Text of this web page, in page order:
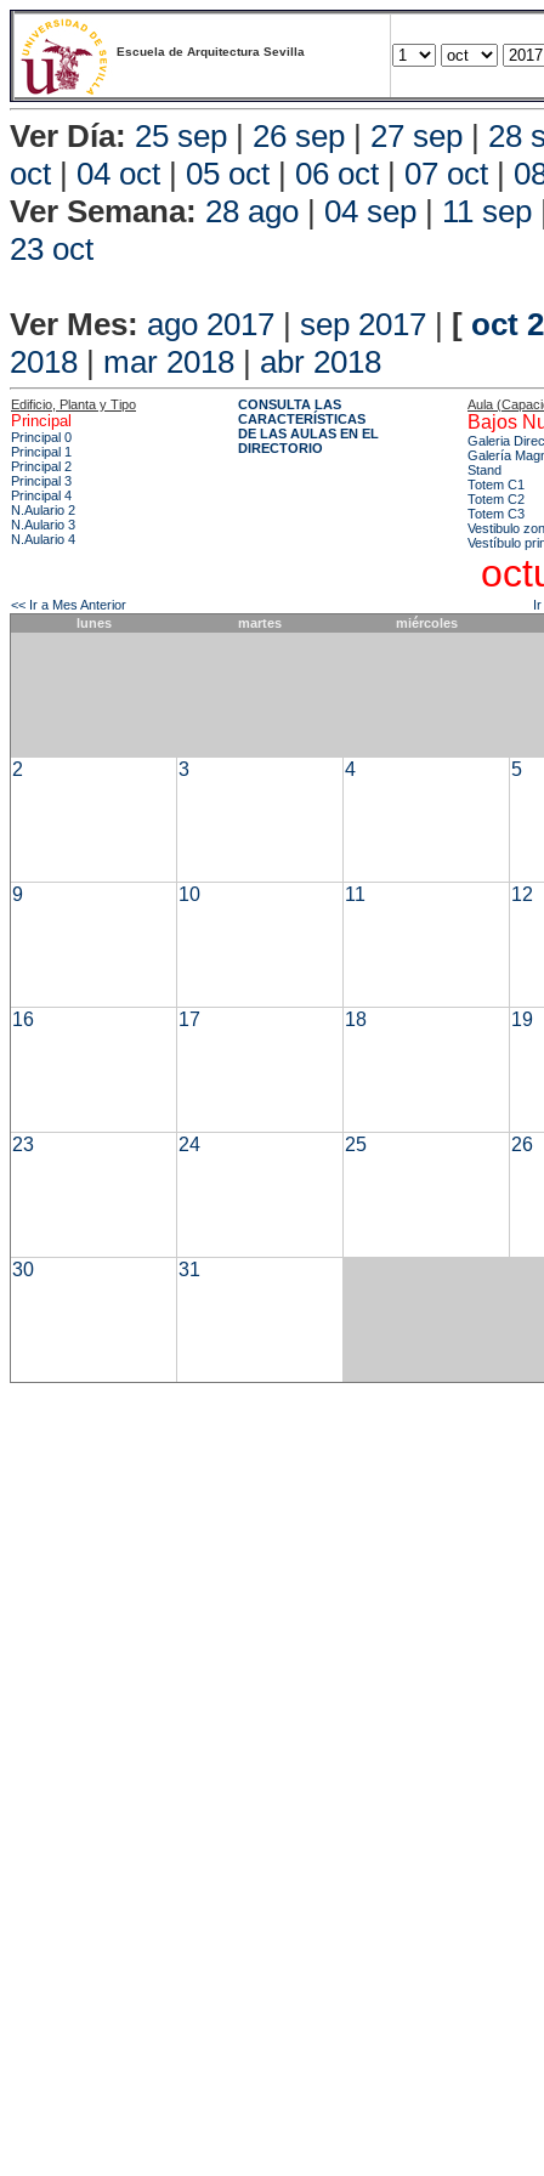
Escuela de Arquitectura Sevilla
Ver Día: 25 sep | 26 sep | 27 sep | 28
oct | 04 oct | 05 oct | 06 oct | 07 oct |
Ver Semana: 28 ago | 04 sep | 11 sep
23 oct
Ver Mes: ago 2017 | sep 2017 | [ oct
2018 | mar 2018 | abr 2018
Edificio, Planta y Tipo
Principal
Principal 0
Principal 1
Principal 2
Principal 3
Principal 4
N.Aulario 2
N.Aulario 3
N.Aulario 4
CONSULTA LAS
CARACTERÍSTICAS
DE LAS AULAS EN EL
DIRECTORIO
Aula
Bajos
Galeria
Galería
Stand
Totem C1
Totem C2
Totem C3
Vestibulo
Vestíbulo
<< Ir a Mes Anterior
lunes
martes miércoles
2 3 4 5
9 10 11 12
16 17 18 19
23 24 25 26
30 31